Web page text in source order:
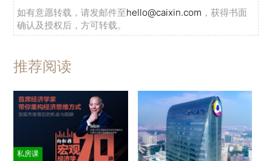
如有意愿转载，请发邮件至hello@caixin.com ，获得书面
确认及授权后，方可转载。
推荐阅读
私房课